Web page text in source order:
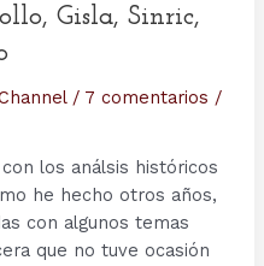
Gisla, Sinric,
/ 7 comentarios /
los análsis históricos
he hecho otros años,
con algunos temas
que no tuve ocasión